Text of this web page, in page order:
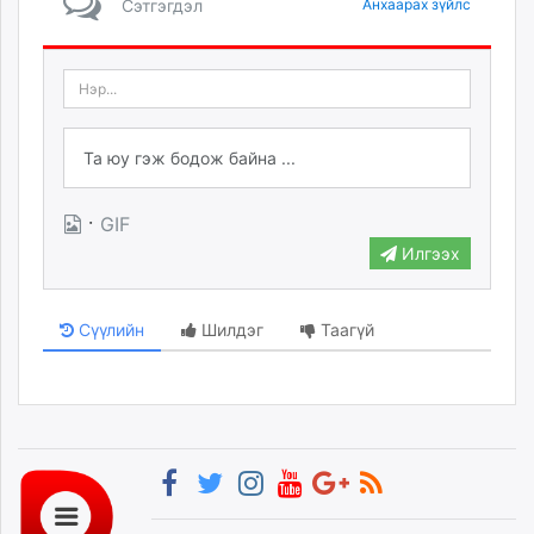
Сэтгэгдэл Анхаарах зүйлс
· GIF
Илгээх
Сүүлийн Шилдэг Таагүй